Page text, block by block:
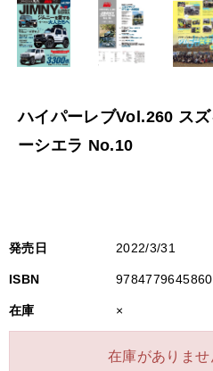
ハイパーレブVol.260 ス
ーシエラ No.10
発売日 2022/3/31
ISBN 9784779645860
在庫 ×
在庫がありませ